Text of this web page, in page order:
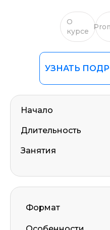
О
курсе
УЗНАТЬ
Начало
Длительность
Занятия
Формат